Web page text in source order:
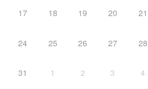
17 18 19 20 21
24 25 26 27 28
31 1 2 3 4